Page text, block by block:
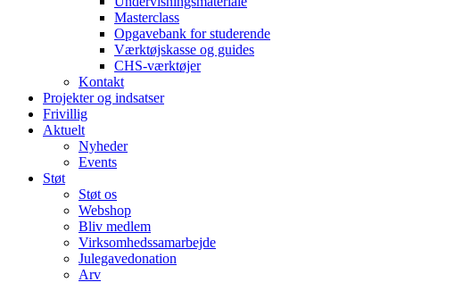
Masterclass
Opgavebank for studerende
Værktøjskasse og guides
CHS-værktøjer
Kontakt
Projekter og indsatser
Frivillig
Aktuelt
Nyheder
Events
Støt
Støt os
Webshop
Bliv medlem
Virksomhedssamarbejde
Julegavedonation
Arv